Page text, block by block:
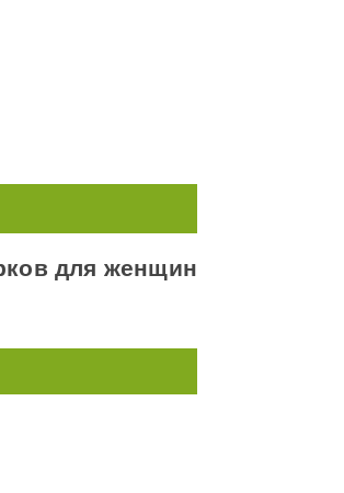
для женщин